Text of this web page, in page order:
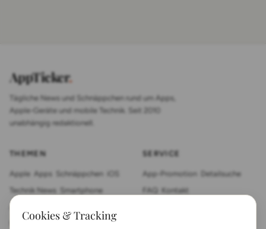
AppTicker.
Tägliche News und Schnäppchen rund um Apps,
Apple-Geräte und mobile Technik. Seit 2010
unabhängig redaktionell.
THEMEN
Apple Apps Schnäppchen
Technik News
Smartphone
SERVICE
App-Promotion
Detailsuche
FAQ
Kontakt
Cookies & Tracking